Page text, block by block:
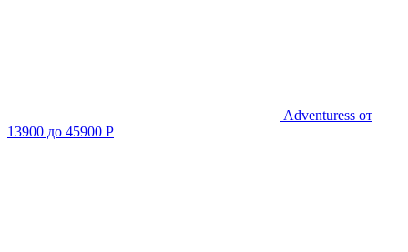
Adventuress от
13900 до 45900 Р